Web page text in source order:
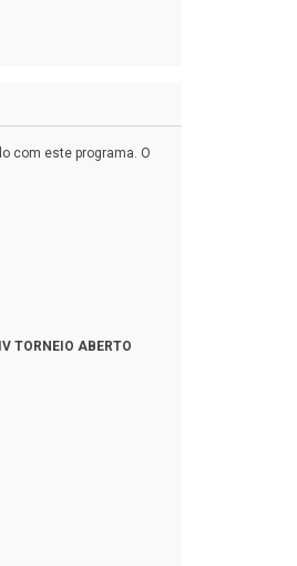
com este programa. O
TORNEIO ABERTO